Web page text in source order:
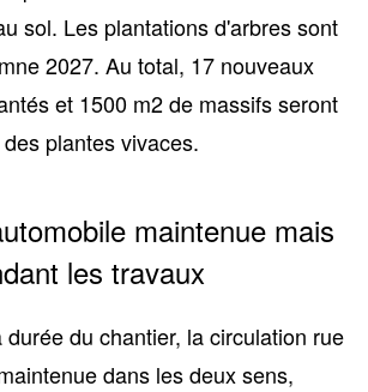
sol. Les plantations d'arbressont
2027. Au total, 17 nouveaux
et 1500 m2 de massifs seront
plantes vivaces.
maintenue mais
les travaux
durée du chantier, lacirculation rue
dans les deux sens,